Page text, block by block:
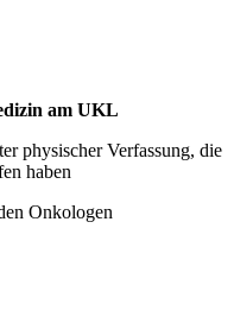
am UKL
physischer Verfassung, die
haben
Onkologen